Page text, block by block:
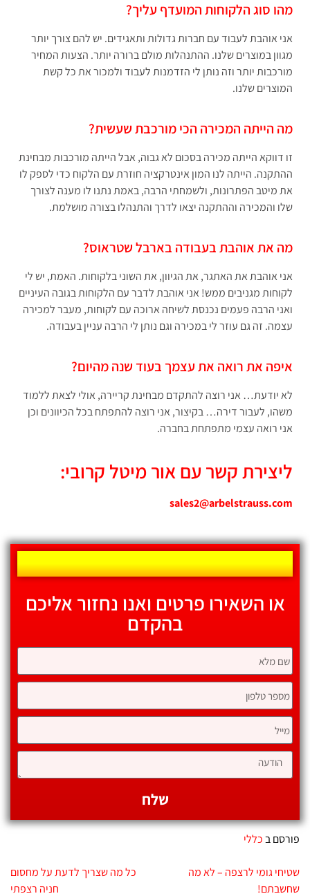
מהו סוג הלקוחות המועדף עליך?
אני אוהבת לעבוד עם חברות גדולות ותאגידים. יש להם צורך יותר
מגוון במוצרים שלנו. ההתנהלות מולם ברורה יותר. הצעות המחיר
מורכבות יותר וזה נותן לי הזדמנות לעבוד ולמכור את כל קשת
המוצרים שלנו.
מה הייתה המכירה הכי מורכבת שעשית?
זו דווקא הייתה מכירה בסכום לא גבוה, אבל הייתה מורכבות מבחינת
ההתקנה. הייתה לנו המון אינטרקציה חוזרת עם הלקוח כדי לספק לו
את מיטב הפתרונות, ולשמחתי הרבה, באמת נתנו לו מענה לצורך
שלו והמכירה וההתקנה יצאו לדרך והתנהלו בצורה מושלמת.
מה את אוהבת בעבודה בארבל שטראוס?
אני אוהבת את האתגר, את הגיוון, את השוני בלקוחות. האמת, יש לי
לקוחות מגניבים ממש! אני אוהבת לדבר עם הלקוחות בגובה העיניים
ואני הרבה פעמים נכנסת לשיחה ארוכה עם לקוחות, מעבר למכירה
עצמה. זה גם עוזר לי במכירה וגם נותן לי הרבה עניין בעבודה.
איפה את רואה את עצמך בעוד שנה מהיום?
לא יודעת… אני רוצה להתקדם מבחינת קריירה, אולי לצאת ללמוד
משהו, לעבור דירה… בקיצור, אני רוצה להתפתח בכל הכיוונים וכן
אני רואה עצמי מתפתחת בחברה.
ליצירת קשר עם אור מיטל קרובי:
sales2@arbelstrauss.com
או השאירו פרטים ואנו נחזור אליכם
בהקדם
שלח
פורסם בכללי
שטיחי גומי לרצפה – לא מה
שחשבתם!
כל מה שצריך לדעת על מחסום
חניה רצפתי